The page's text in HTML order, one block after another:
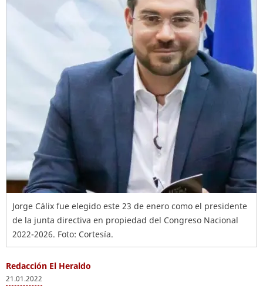
Jorge Cálix fue elegido este 23 de enero como el presidente
de la junta directiva en propiedad del Congreso Nacional
2022-2026. Foto: Cortesía.
Redacción El Heraldo
21.01.2022